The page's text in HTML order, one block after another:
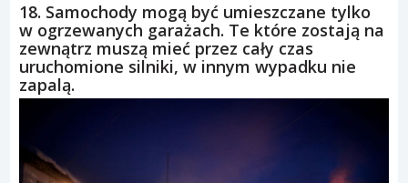
18. Samochody mogą być umieszczane tylko
w ogrzewanych garażach. Te które zostają na
zewnątrz muszą mieć przez cały czas
uruchomione silniki, w innym wypadku nie
zapalą.